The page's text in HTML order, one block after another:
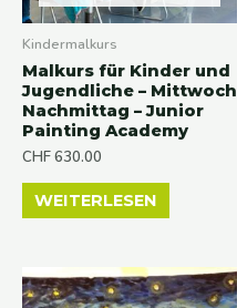
Kindermalkurs
Malkurs für Kinder und
Jugendliche – Mittwoch
Nachmittag – Junior
Painting Academy
CHF630.00
WEITERLESEN